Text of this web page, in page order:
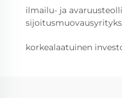
ilmailu- ja
korkealaatuinen